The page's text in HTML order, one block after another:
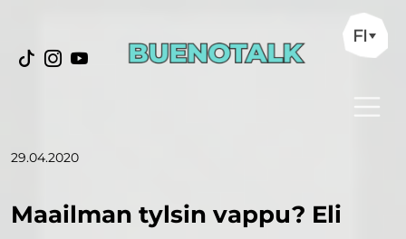
FI
29.04.2020
Maailman tylsin vappu? Eli